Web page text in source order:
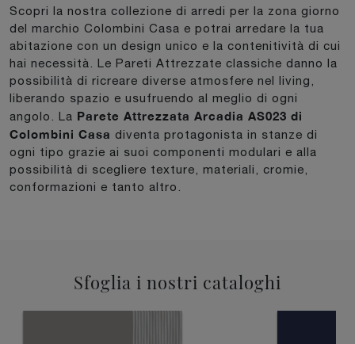
Scopri la nostra collezione di arredi per la zona giorno
del marchio Colombini Casa e potrai arredare la tua
abitazione con un design unico e la contenitività di cui
hai necessità. Le Pareti Attrezzate classiche danno la
possibilità di ricreare diverse atmosfere nel living,
liberando spazio e usufruendo al meglio di ogni
angolo. La Parete Attrezzata Arcadia AS023 di
Colombini Casa diventa protagonista in stanze di
ogni tipo grazie ai suoi componenti modulari e alla
possibilità di scegliere texture, materiali, cromie,
conformazioni e tanto altro.
Sfoglia i nostri cataloghi